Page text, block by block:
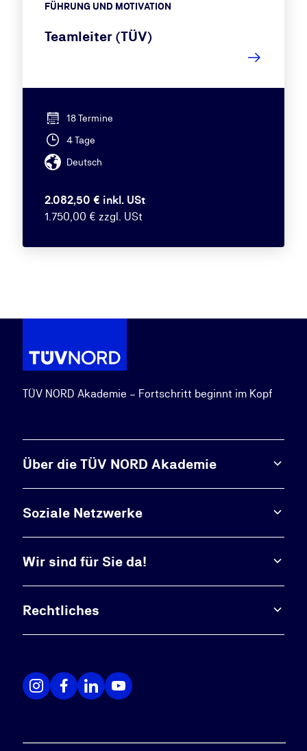
FÜHRUNG UND MOTIVATION
Teamleiter (TÜV)
18 Termine
4 Tage
Deutsch
2.082,50 € inkl. USt
1.750,00 € zzgl. USt
TÜV NORD Akademie – Fortschritt beginnt im Kopf
Über die TÜV NORD Akademie
Soziale Netzwerke
Wir sind für Sie da!
Rechtliches